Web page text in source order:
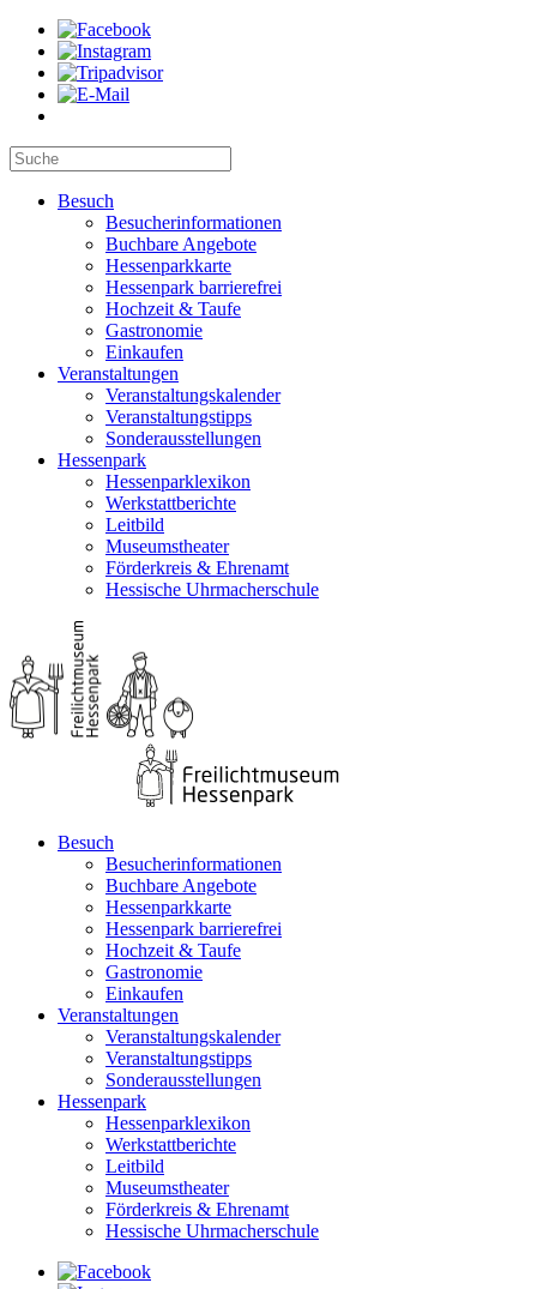
Besuch
Besucherinformationen
Buchbare Angebote
Hessenparkkarte
Hessenpark barrierefrei
Hochzeit & Taufe
Gastronomie
Einkaufen
Veranstaltungen
Veranstaltungskalender
Veranstaltungstipps
Sonderausstellungen
Hessenpark
Hessenparklexikon
Werkstattberichte
Leitbild
Museumstheater
Förderkreis & Ehrenamt
Hessische Uhrmacherschule
Besuch
Besucherinformationen
Buchbare Angebote
Hessenparkkarte
Hessenpark barrierefrei
Hochzeit & Taufe
Gastronomie
Einkaufen
Veranstaltungen
Veranstaltungskalender
Veranstaltungstipps
Sonderausstellungen
Hessenpark
Hessenparklexikon
Werkstattberichte
Leitbild
Museumstheater
Förderkreis & Ehrenamt
Hessische Uhrmacherschule